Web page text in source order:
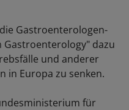
Gastroenterologen-
Gastroenterology" dazu
und anderer
in Europa zu senken.
für